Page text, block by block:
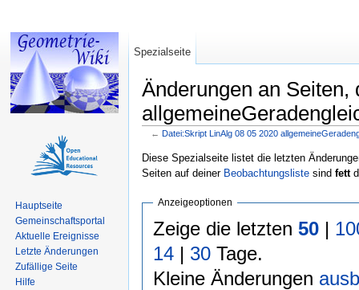
Änderungen an Seiten,
← Datei:Skript LinAlg 08 05 2020
Diese Spezialseite listet die letzten
Seiten auf deiner Beobachtungsliste sind fett
Anzeigeoptionen
Zeige die letzten 50|
14| 30Tage.
Kleine Änderungen
Spezialseite
Hauptseite
Gemeinschaftsportal
Aktuelle Ereignisse
Letzte Änderungen
Zufällige Seite
Hilfe